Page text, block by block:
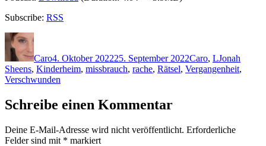
Subscribe: RSS
Autor
Caro4. Oktober 202225. September 2022Caro, LJonah
Sheens, Kinderheim, missbrauch, rache, Rätsel, Vergangenheit,
Verschwunden
Schreibe einen Kommentar
Deine E-Mail-Adresse wird nicht veröffentlicht. Erforderliche
Felder sind mit * markiert